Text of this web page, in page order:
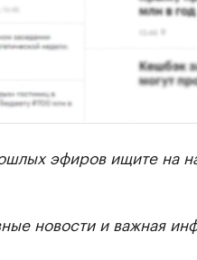
эфиров ищите на
новости и важная